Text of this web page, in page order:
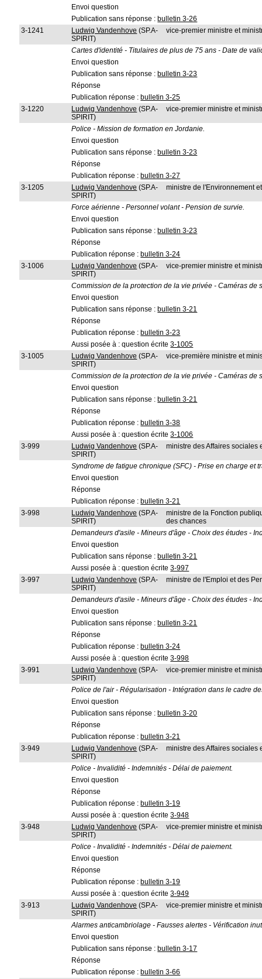
Envoi question
Publication sans réponse : bulletin 3-26
3-1241
Ludwig Vandenhove (SP.A-
SPIRIT)
vice-premier ministre et
Cartes d'identité - Titulaires de plus de 75 ans - Date de
Envoi question
Publication sans réponse : bulletin 3-23
Réponse
Publication réponse : bulletin 3-25
3-1220
Ludwig Vandenhove (SP.A-
SPIRIT)
vice-premier ministre et
Police - Mission de formation en Jordanie.
Envoi question
Publication sans réponse : bulletin 3-23
Réponse
Publication réponse : bulletin 3-27
3-1205
Ludwig Vandenhove (SP.A-
SPIRIT)
ministre de l'Environnement
Force aérienne - Personnel volant - Pension de survie.
Envoi question
Publication sans réponse : bulletin 3-23
Réponse
Publication réponse : bulletin 3-24
3-1006
Ludwig Vandenhove (SP.A-
SPIRIT)
vice-premier ministre et
Commission de la protection de la vie privée - Caméras de
Envoi question
Publication sans réponse : bulletin 3-21
Réponse
Publication réponse : bulletin 3-23
Aussi posée à : question écrite3-1005
3-1005
Ludwig Vandenhove (SP.A-
SPIRIT)
vice-première ministre et
Commission de la protection de la vie privée - Caméras de
Envoi question
Publication sans réponse : bulletin 3-21
Réponse
Publication réponse : bulletin 3-38
Aussi posée à : question écrite3-1006
3-999
Ludwig Vandenhove (SP.A-
SPIRIT)
ministre des Affaires sociales
Syndrome de fatigue chronique (SFC) - Prise en charge et
Envoi question
Réponse
Publication réponse : bulletin 3-21
3-998
Ludwig Vandenhove (SP.A-
SPIRIT)
ministre de la Fonction
des chances
Demandeurs d'asile - Mineurs d'âge - Choix des études -
Envoi question
Publication sans réponse : bulletin 3-21
Aussi posée à : question écrite3-997
3-997
Ludwig Vandenhove (SP.A-
SPIRIT)
ministre de l'Emploi et des
Demandeurs d'asile - Mineurs d'âge - Choix des études -
Envoi question
Publication sans réponse : bulletin 3-21
Réponse
Publication réponse : bulletin 3-24
Aussi posée à : question écrite3-998
3-991
Ludwig Vandenhove (SP.A-
SPIRIT)
vice-premier ministre et
Police de l'air - Régularisation - Intégration dans le cadre
Envoi question
Publication sans réponse : bulletin 3-20
Réponse
Publication réponse : bulletin 3-21
3-949
Ludwig Vandenhove (SP.A-
SPIRIT)
ministre des Affaires sociales
Police - Invalidité - Indemnités - Délai de paiement.
Envoi question
Réponse
Publication réponse : bulletin 3-19
Aussi posée à : question écrite3-948
3-948
Ludwig Vandenhove (SP.A-
SPIRIT)
vice-premier ministre et
Police - Invalidité - Indemnités - Délai de paiement.
Envoi question
Réponse
Publication réponse : bulletin 3-19
Aussi posée à : question écrite3-949
3-913
Ludwig Vandenhove (SP.A-
SPIRIT)
vice-premier ministre et
Alarmes anticambriolage - Fausses alertes - Vérification
Envoi question
Publication sans réponse : bulletin 3-17
Réponse
Publication réponse : bulletin 3-66